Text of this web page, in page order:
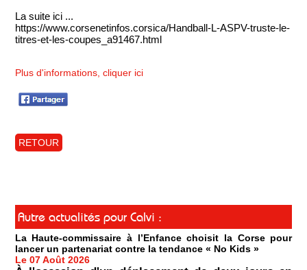
La suite ici ...
https://www.corsenetinfos.corsica/Handball-L-ASPV-truste-le-
titres-et-les-coupes_a91467.html
Plus d'informations, cliquer ici
RETOUR
Autre actualités pour Calvi :
La Haute-commissaire à l’Enfance choisit la Corse pour
lancer un partenariat contre la tendance « No Kids »
Le 07 Août 2026